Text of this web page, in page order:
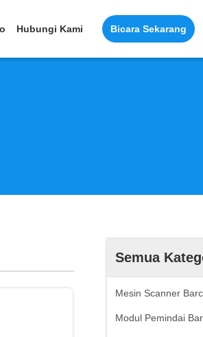
Hubungi Kami Bicara Sekarang
Semua
Mesin Scanner
Modul Pemindai